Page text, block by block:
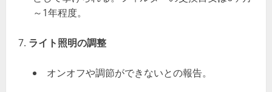
～1年程度。
ライト照明の調整
オンオフや調節ができないとの報告。